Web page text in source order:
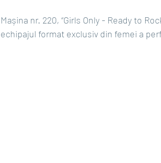
Mașina nr. 220, “Girls Only - Ready to
echipajul format exclusiv din femei a